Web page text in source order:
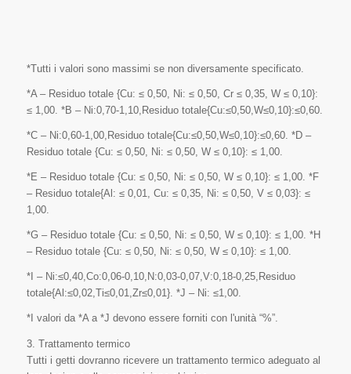
*Tutti i valori sono massimi se non diversamente specificato.
*A – Residuo totale {Cu: ≤ 0,50, Ni: ≤ 0,50, Cr ≤ 0,35, W ≤ 0,10}:
≤ 1,00. *B – Ni:0,70-1,10,Residuo totale{Cu:≤0,50,W≤0,10}:≤0,60.
*C – Ni:0,60-1,00,Residuo totale{Cu:≤0,50,W≤0,10}:≤0,60. *D –
Residuo totale {Cu: ≤ 0,50, Ni: ≤ 0,50, W ≤ 0,10}: ≤ 1,00.
*E – Residuo totale {Cu: ≤ 0,50, Ni: ≤ 0,50, W ≤ 0,10}: ≤ 1,00. *F
– Residuo totale{Al: ≤ 0,01, Cu: ≤ 0,35, Ni: ≤ 0,50, V ≤ 0,03}: ≤
1,00.
*G – Residuo totale {Cu: ≤ 0,50, Ni: ≤ 0,50, W ≤ 0,10}: ≤ 1,00. *H
– Residuo totale {Cu: ≤ 0,50, Ni: ≤ 0,50, W ≤ 0,10}: ≤ 1,00.
*I – Ni:≤0,40,Co:0,06-0,10,N:0,03-0,07,V:0,18-0,25,Residuo
totale{Al:≤0,02,Ti≤0,01,Zr≤0,01}. *J – Ni: ≤1,00.
*I valori da *A a *J devono essere forniti con l'unità “%”.
3. Trattamento termico
Tutti i getti dovranno ricevere un trattamento termico adeguato al